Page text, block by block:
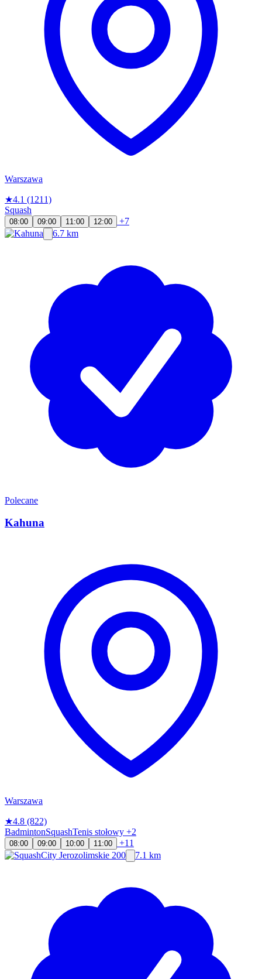
Warszawa
★4.1 (1211)
Squash
08:00 09:00 11:00 12:00
+7
6.7 km
Polecane
Kahuna
Warszawa
★4.8 (822)
BadmintonSquashTenis stołowy +2
08:00 09:00 10:00 11:00
+11
7.1 km